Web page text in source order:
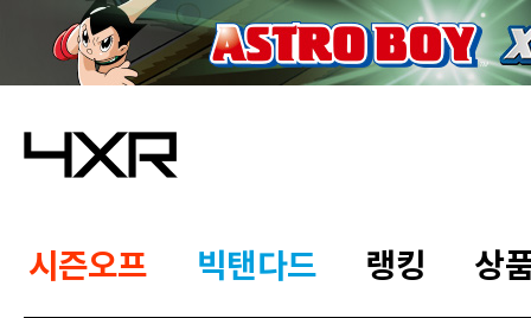
시즌오프 빅탠다드 랭킹 상